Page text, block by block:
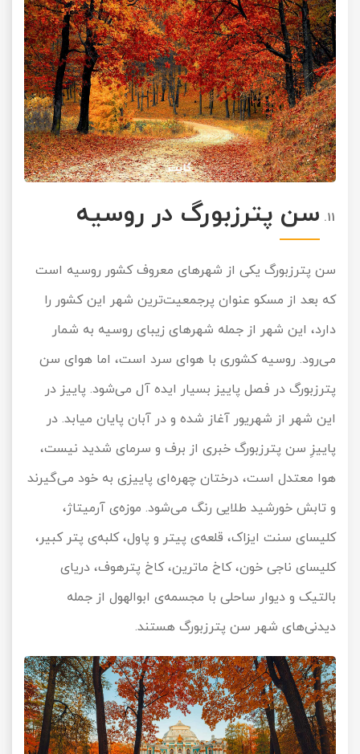
سن پترزبورگ در روسیه
سن پترزبورگ یکی از شهرهای معروف کشور روسیه است
که بعد از مسکو عنوان پرجمعیت‌ترین شهر این کشور را
دارد، این شهر از جمله شهرهای زیبای روسیه به شمار
می‌رود. روسیه کشوری با هوای سرد است، اما هوای سن
پترزبورگ در فصل پاییز بسیار ایده آل می‌شود. پاییز در
این شهر از شهریور آغاز شده و در آبان پایان میابد. در
پاییزِ سن پترزبورگ خبری از برف و سرمای شدید نیست،
هوا معتدل است، درختان چهره‌ای پاییزی به خود می‌گیرند
و تابش خورشید طلایی رنگ می‌شود. موزه‌ی آرمیتاژ،
کلیسای سنت ایزاک، قلعه‌ی پیتر و پاول، کلبه‌ی پتر کبیر،
کلیسای ناجی خون، کاخ ماترین، کاخ پترهوف، دریای
بالتیک و دیوار ساحلی با مجسمه‌ی ابوالهول از جمله
دیدنی‌های شهر سن پترزبورگ هستند.